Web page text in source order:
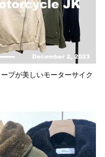
プが美しいモーターサイク